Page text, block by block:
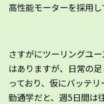
高性能モーターを採用し
さすがにツーリングユ
はありますが、日常の
っており、仮にバッテ
勤通学だと、週5日間は